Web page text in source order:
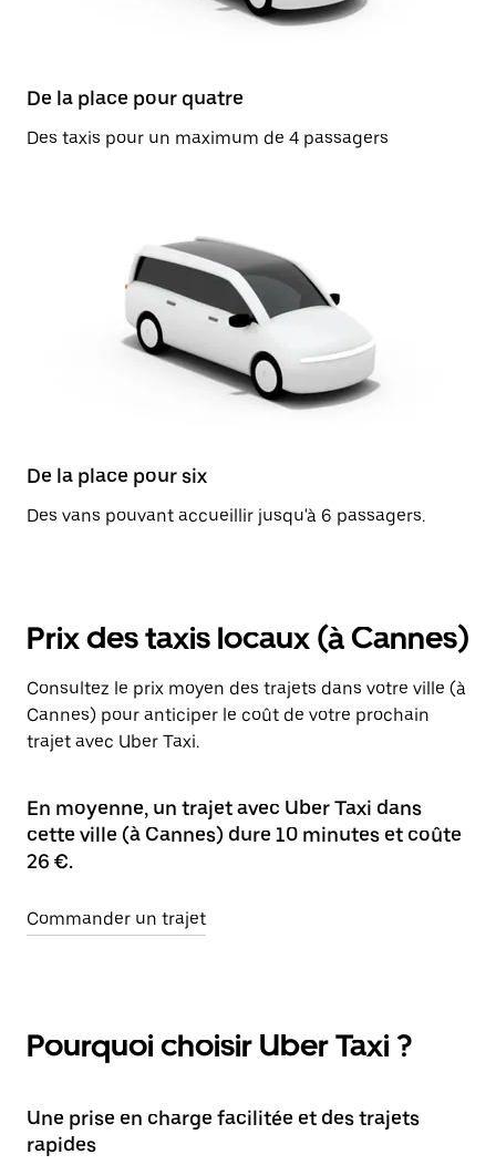
De la place pour quatre
Des taxis pour un maximum de 4 passagers
De la place pour six
Des vans pouvant accueillir jusqu'à 6 passagers.
Prix des taxis locaux (à Cannes)
Consultez le prix moyen des trajets dans votre ville (à
Cannes) pour anticiper le coût de votre prochain
trajet avec Uber Taxi.
En moyenne, un trajet avec Uber Taxi dans
cette ville (à Cannes) dure 10 minutes et coûte
26 €.
Commander un trajet
Pourquoi choisir Uber Taxi ?
Une prise en charge facilitée et des trajets
rapides